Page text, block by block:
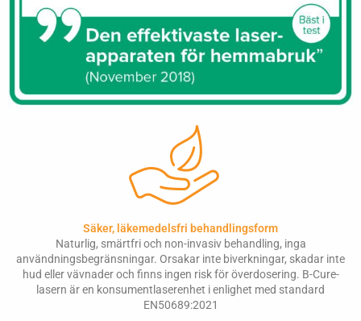
Säker, läkemedelsfri behandlingsform
Naturlig, smärtfri och non-invasiv behandling, inga
användningsbegränsningar. Orsakar inte biverkningar, skadar inte
hud eller vävnader och finns ingen risk för överdosering. B-Cure-
lasern är en konsumentlaserenhet i enlighet med standard
EN50689:2021